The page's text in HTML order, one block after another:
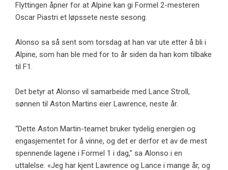
Flyttingen åpner for at Alpine kan gi Formel 2-mesteren
Oscar Piastri et løpssete neste sesong.
Alonso sa så sent som torsdag at han var ute etter å bli i
Alpine, som han ble med for to år siden da han kom tilbake
til F1.
Det betyr at Alonso vil samarbeide med Lance Stroll,
sønnen til Aston Martins eier Lawrence, neste år.
“Dette Aston Martin-teamet bruker tydelig energien og
engasjementet for å vinne, og det er derfor et av de mest
spennende lagene i Formel 1 i dag,” sa Alonso i en
uttalelse. «Jeg har kjent Lawrence og Lance i mange år, og